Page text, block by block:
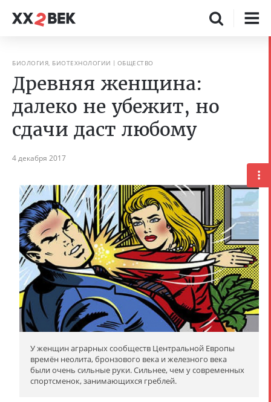
БИОЛОГИЯ, БИОТЕХНОЛОГИИ ОБЩЕСТВО
Древняя женщина:
далеко не убежит, но
сдачи даст любому
4 декабря 2017
У женщин аграрных сообществ Центральной Европы
времён неолита, бронзового века и железного века
были очень сильные руки. Сильнее, чем у современных
спортсменок, занимающихся греблей.